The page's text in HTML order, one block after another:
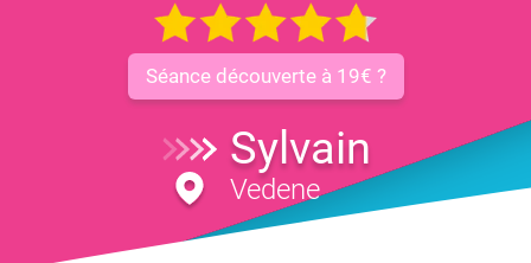
Séance découverte à 19€ ?
Sylvain
Vedene